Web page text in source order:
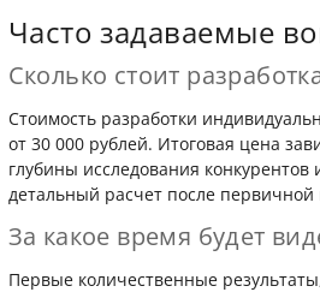
Часто задаваемые
Сколько стоит
Стоимость разработки
от 30 000 рублей. Итоговая цена
глубины исследования
детальный расчет после первичной
За какое время будет
Первые количественные